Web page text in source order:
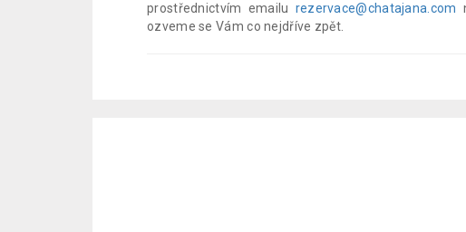
prostřednictvím emailu rezervace@chatajana.com
ozveme se Vám co nejdříve zpět.